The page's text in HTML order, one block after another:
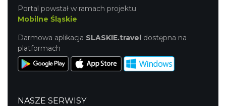
Portal powstał w ramach projektu
Mobilne Śląskie
Darmowa aplikacja SLASKIE.travel dostępna na
platformach
NASZE SERWISY